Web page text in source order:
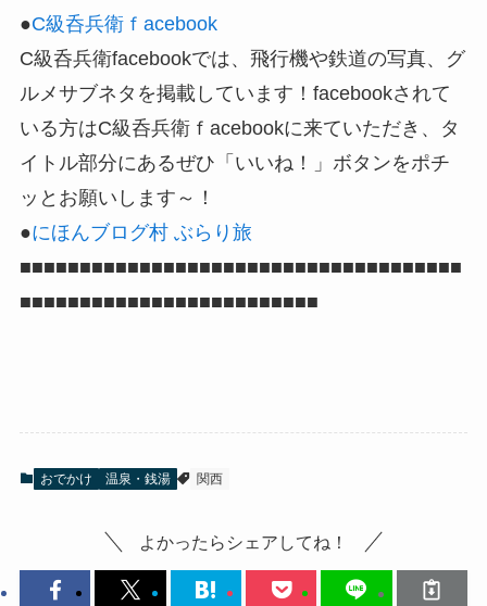
●C級呑兵衛ｆacebook
C級呑兵衛facebookでは、飛行機や鉄道の写真、グ
ルメサブネタを掲載しています！facebookされて
いる方はC級呑兵衛ｆacebookに来ていただき、タ
イトル部分にあるぜひ「いいね！」ボタンをポチ
ッとお願いします～！
●にほんブログ村 ぶらり旅
■■■■■■■■■■■■■■■■■■■■■■■■■■■■■■■■■■■■■
■■■■■■■■■■■■■■■■■■■■■■■■■
おでかけ 温泉・銭湯 関西
よかったらシェアしてね！